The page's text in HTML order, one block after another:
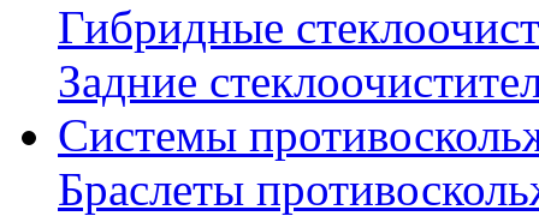
Гибридные
Задние
Системы
Браслеты